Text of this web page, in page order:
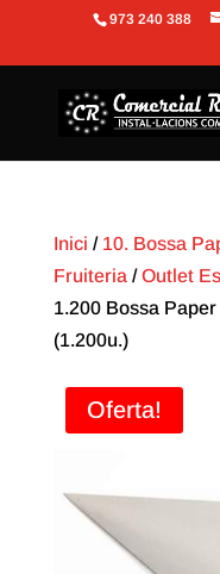
Obre la barra d'eines
973 240 388
Inici / 10. Bossa
Fruiteria /Outlet
1.200 Bossa
(1.200u.)
Oferta!